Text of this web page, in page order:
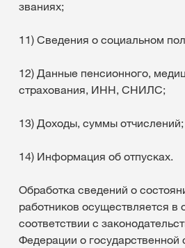
званиях;
11) Сведения о социальном
12) Данные пенсионного,
страхования, ИНН, СНИЛС;
13) Доходы, суммы отчислений;
14) Информация об отпусках.
Обработка сведений о
работников осуществляется в
соответствии с
Федерации о